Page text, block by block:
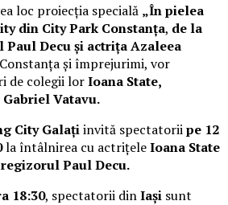
loc proiecția specială „În pielea
din City Park Constanța, de la
Decu și actrița Azaleea
și împrejurimi, vor
de colegii lorIoana State,
Vatavu.
City Galațiinvită spectatoriipe 12
la întâlnirea cu actrițeleIoana State
Paul Decu.
18:30, spectatorii dinIași sunt